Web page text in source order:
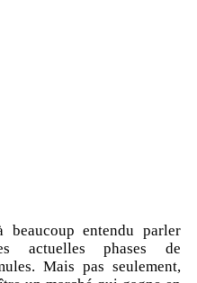
beaucoup entendu parler
actuelles phases de
Mais pas seulement,